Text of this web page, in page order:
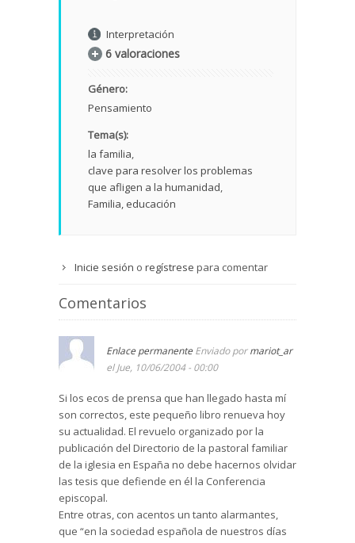
Interpretación
6 valoraciones
Género:
Pensamiento
Tema(s):
la familia
clave para resolver los problemas
que afligen a la humanidad
Familia, educación
Inicie sesión o regístrese para comentar
Comentarios
Enlace permanente Enviado pormariot_ar
el Jue, 10/06/2004 - 00:00
Si los ecos de prensa que han llegado hasta mí
son correctos, este pequeño libro renueva hoy
su actualidad. El revuelo organizado por la
publicación del Directorio de la pastoral familiar
de la iglesia en España no debe hacernos olvidar
las tesis que defiende en él la Conferencia
episcopal.
Entre otras, con acentos un tanto alarmantes,
que “en la sociedad española de nuestros días